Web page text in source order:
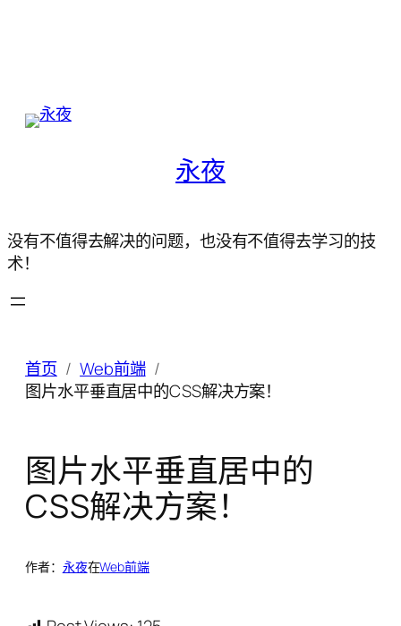
永夜
没有不值得去解决的问题，也没有不值得去学习的技
术！
首页
Web前端
图片水平垂直居中的CSS解决方案！
图片水平垂直居中的
CSS解决方案！
作者： 永夜在Web前端